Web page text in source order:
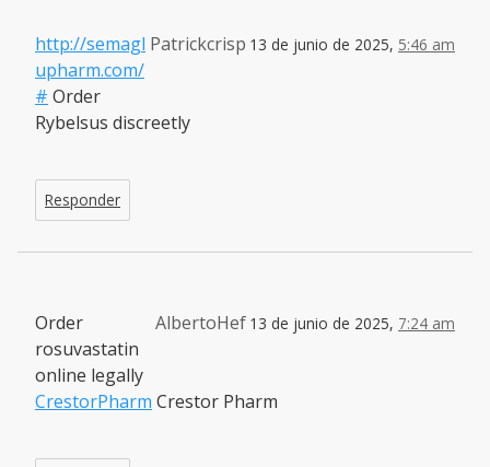
Patrickcrisp 13 de junio de 2025, 5:46 am
http://semagl
upharm.com/
# Order
Rybelsus discreetly
Responder
AlbertoHef 13 de junio de 2025, 7:24 am
Order
rosuvastatin
online legally
CrestorPharm Crestor Pharm